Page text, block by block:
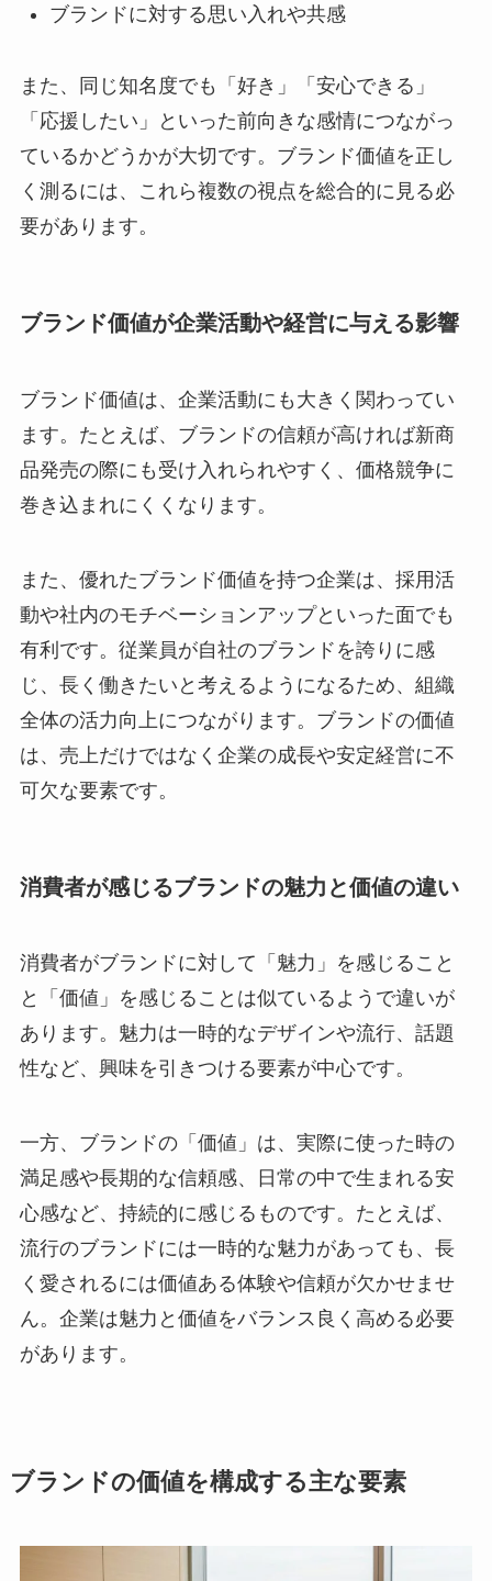
ブランドに対する思い入れや共感
また、同じ知名度でも「好き」「安心できる」
「応援したい」といった前向きな感情につながっ
ているかどうかが大切です。ブランド価値を正し
く測るには、これら複数の視点を総合的に見る必
要があります。
ブランド価値が企業活動や経営に与える影響
ブランド価値は、企業活動にも大きく関わってい
ます。たとえば、ブランドの信頼が高ければ新商
品発売の際にも受け入れられやすく、価格競争に
巻き込まれにくくなります。
また、優れたブランド価値を持つ企業は、採用活
動や社内のモチベーションアップといった面でも
有利です。従業員が自社のブランドを誇りに感
じ、長く働きたいと考えるようになるため、組織
全体の活力向上につながります。ブランドの価値
は、売上だけではなく企業の成長や安定経営に不
可欠な要素です。
消費者が感じるブランドの魅力と価値の違い
消費者がブランドに対して「魅力」を感じること
と「価値」を感じることは似ているようで違いが
あります。魅力は一時的なデザインや流行、話題
性など、興味を引きつける要素が中心です。
一方、ブランドの「価値」は、実際に使った時の
満足感や長期的な信頼感、日常の中で生まれる安
心感など、持続的に感じるものです。たとえば、
流行のブランドには一時的な魅力があっても、長
く愛されるには価値ある体験や信頼が欠かせませ
ん。企業は魅力と価値をバランス良く高める必要
があります。
ブランドの価値を構成する主な要素